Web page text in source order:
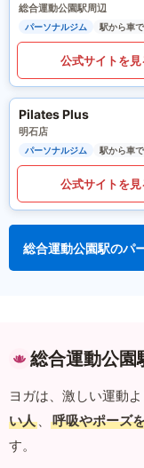
総合運動公園駅周辺
パーソナルジム 駅から車
公式サイトを見
Pilates Plus
明石店
パーソナルジム 駅から車
公式サイトを見
総合運動公園駅のパ
総合運動公園
ヨガは、激しい運動
い人 、 呼吸やポーズ
す。